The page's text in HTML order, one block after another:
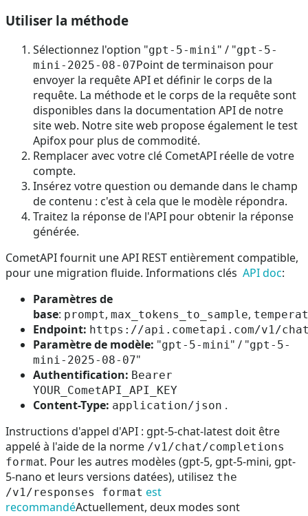
Utiliser la méthode
Sélectionnez l'option "gpt-5-mini" / "gpt-5-
mini-2025-08-07Point de terminaison pour
envoyer la requête API et définir le corps de la
requête. La méthode et le corps de la requête sont
disponibles dans la documentation API de notre
site web. Notre site web propose également le test
Apifox pour plus de commodité.
Remplacer avec votre clé CometAPI réelle de votre
compte.
Insérez votre question ou demande dans le champ
de contenu : c'est à cela que le modèle répondra.
Traitez la réponse de l'API pour obtenir la réponse
générée.
CometAPI fournit une API REST entièrement compatible,
pour une migration fluide. Informations clés API doc:
Paramètres de
base: prompt, max_tokens_to_sample,
Endpoint: https://api.cometapi.com/v1/
Paramètre de modèle: "gpt-5-mini" / "gpt-5-
mini-2025-08-07"
Authentification: Bearer
YOUR_CometAPI_API_KEY
Content-Type: application/json .
Instructions d'appel d'API : gpt-5-chat-latest doit être
appelé à l'aide de la norme /v1/chat/completions
format. Pour les autres modèles (gpt-5, gpt-5-mini, gpt-
5-nano et leurs versions datées), utilisez the
/v1/responses format est
recommandéActuellement, deux modes sont